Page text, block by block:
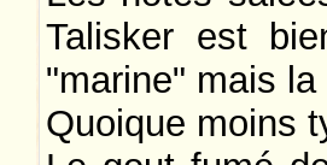
Talisker est
"marine" mais
Quoique moins